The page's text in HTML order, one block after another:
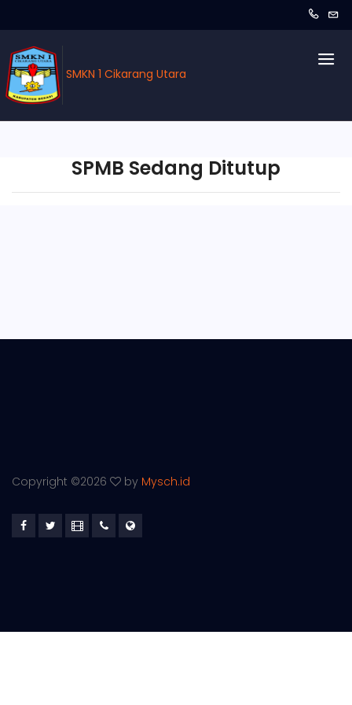
SMKN 1 Cikarang Utara
SPMB Sedang Ditutup
Copyright ©2026 by Mysch.id